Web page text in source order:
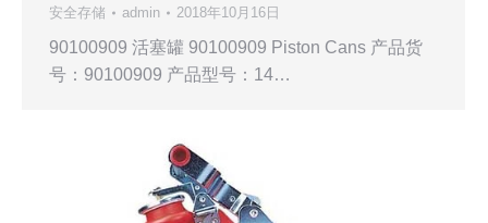
安全存储 admin 2018年10月16日
90100909 活塞罐 90100909 Piston Cans 产品货
号：90100909 产品型号：14…